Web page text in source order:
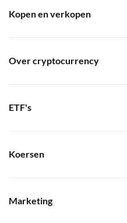
Kopen en verkopen
Over cryptocurrency
ETF's
Koersen
Marketing